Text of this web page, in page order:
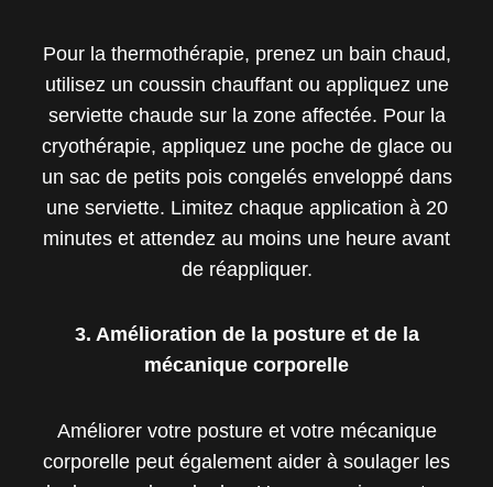
Pour la thermothérapie, prenez un bain chaud,
utilisez un coussin chauffant ou appliquez une
serviette chaude sur la zone affectée. Pour la
cryothérapie, appliquez une poche de glace ou
un sac de petits pois congelés enveloppé dans
une serviette. Limitez chaque application à 20
minutes et attendez au moins une heure avant
de réappliquer.
3. Amélioration de la posture et de la
mécanique corporelle
Améliorer votre posture et votre mécanique
corporelle peut également aider à soulager les